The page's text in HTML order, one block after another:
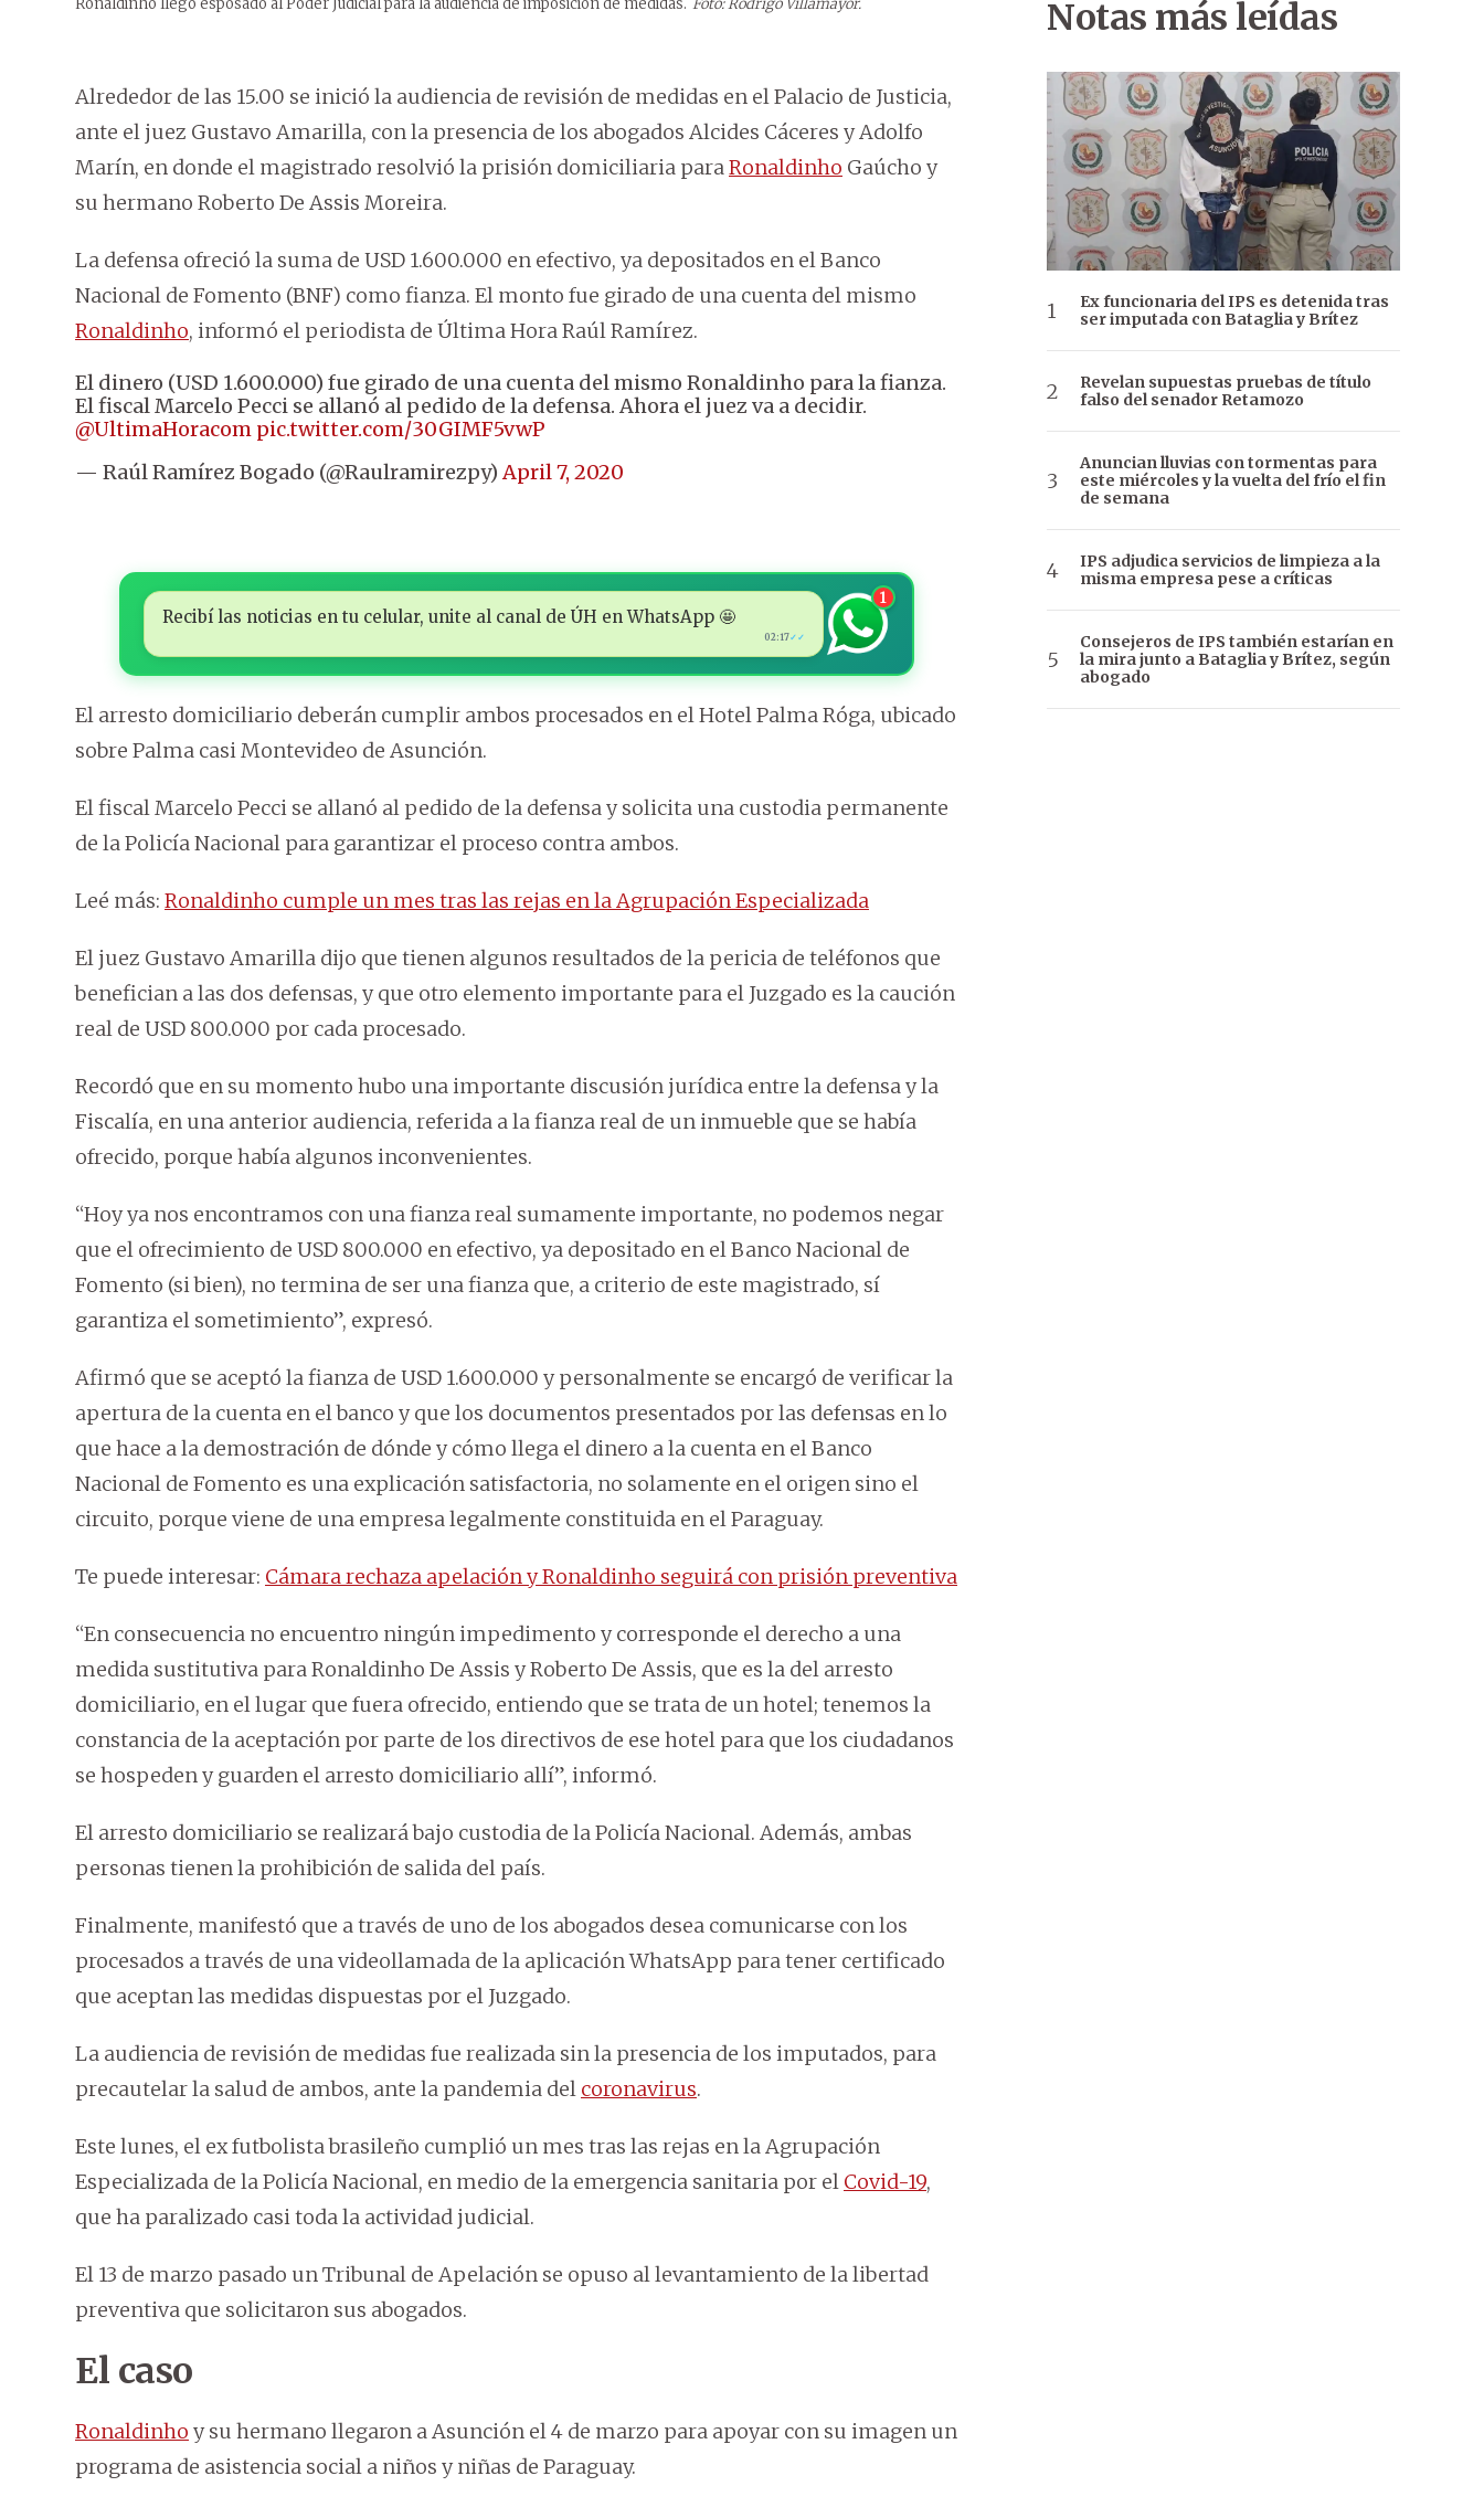
Ronaldinho llegó esposado al Poder Judicial para la audiencia de imposición de medidas. Foto: Rodrigo Villamayor.
Alrededor de las 15.00 se inició la audiencia de revisión de medidas en el Palacio de Justicia,
ante el juez Gustavo Amarilla, con la presencia de los abogados Alcides Cáceres y Adolfo
Marín, en donde el magistrado resolvió la prisión domiciliaria paraRonaldinho Gaúcho y
su hermano Roberto De Assis Moreira.
La defensa ofreció la suma de USD 1.600.000 en efectivo, ya depositados en el Banco
Nacional de Fomento (BNF) como fianza. El monto fue girado de una cuenta del mismo
Ronaldinho, informó el periodista de Última Hora Raúl Ramírez.
El dinero (USD 1.600.000) fue girado de una cuenta del mismo Ronaldinho para la fianza.
El fiscal Marcelo Pecci se allanó al pedido de la defensa. Ahora el juez va a decidir.
@UltimaHoracom pic.twitter.com/30GIMF5vwP
— Raúl Ramírez Bogado (@Raulramirezpy)April 7, 2020
Recibí las noticias en tu celular, unite al canal de ÚH en WhatsApp 🤩
02:17✓✓
1
El arresto domiciliario deberán cumplir ambos procesados en el Hotel Palma Róga, ubicado
sobre Palma casi Montevideo de Asunción.
El fiscal Marcelo Pecci se allanó al pedido de la defensa y solicita una custodia permanente
de la Policía Nacional para garantizar el proceso contra ambos.
Leé más: Ronaldinho cumple un mes tras las rejas en la Agrupación Especializada
El juez Gustavo Amarilla dijo que tienen algunos resultados de la pericia de teléfonos que
benefician a las dos defensas, y que otro elemento importante para el Juzgado es la caución
real de USD 800.000 por cada procesado.
Recordó que en su momento hubo una importante discusión jurídica entre la defensa y la
Fiscalía, en una anterior audiencia, referida a la fianza real de un inmueble que se había
ofrecido, porque había algunos inconvenientes.
“Hoy ya nos encontramos con una fianza real sumamente importante, no podemos negar
que el ofrecimiento de USD 800.000 en efectivo, ya depositado en el Banco Nacional de
Fomento (si bien), no termina de ser una fianza que, a criterio de este magistrado, sí
garantiza el sometimiento”, expresó.
Afirmó que se aceptó la fianza de USD 1.600.000 y personalmente se encargó de verificar la
apertura de la cuenta en el banco y que los documentos presentados por las defensas en lo
que hace a la demostración de dónde y cómo llega el dinero a la cuenta en el Banco
Nacional de Fomento es una explicación satisfactoria, no solamente en el origen sino el
circuito, porque viene de una empresa legalmente constituida en el Paraguay.
Te puede interesar: Cámara rechaza apelación y Ronaldinho seguirá con prisión preventiva
“En consecuencia no encuentro ningún impedimento y corresponde el derecho a una
medida sustitutiva para Ronaldinho De Assis y Roberto De Assis, que es la del arresto
domiciliario, en el lugar que fuera ofrecido, entiendo que se trata de un hotel; tenemos la
constancia de la aceptación por parte de los directivos de ese hotel para que los ciudadanos
se hospeden y guarden el arresto domiciliario allí”, informó.
El arresto domiciliario se realizará bajo custodia de la Policía Nacional. Además, ambas
personas tienen la prohibición de salida del país.
Finalmente, manifestó que a través de uno de los abogados desea comunicarse con los
procesados a través de una videollamada de la aplicación WhatsApp para tener certificado
que aceptan las medidas dispuestas por el Juzgado.
La audiencia de revisión de medidas fue realizada sin la presencia de los imputados, para
precautelar la salud de ambos, ante la pandemia del coronavirus.
Este lunes, el ex futbolista brasileño cumplió un mes tras las rejas en la Agrupación
Especializada de la Policía Nacional, en medio de la emergencia sanitaria por el Covid-19,
que ha paralizado casi toda la actividad judicial.
El 13 de marzo pasado un Tribunal de Apelación se opuso al levantamiento de la libertad
preventiva que solicitaron sus abogados.
El caso
Ronaldinho y su hermano llegaron a Asunción el 4 de marzo para apoyar con su imagen un
programa de asistencia social a niños y niñas de Paraguay.
Notas más leídas
Ex funcionaria del IPS es detenida tras
ser imputada con Bataglia y Brítez
Revelan supuestas pruebas de título
falso del senador Retamozo
Anuncian lluvias con tormentas para
este miércoles y la vuelta del frío el fin
de semana
IPS adjudica servicios de limpieza a la
misma empresa pese a críticas
Consejeros de IPS también estarían en
la mira junto a Bataglia y Brítez, según
abogado